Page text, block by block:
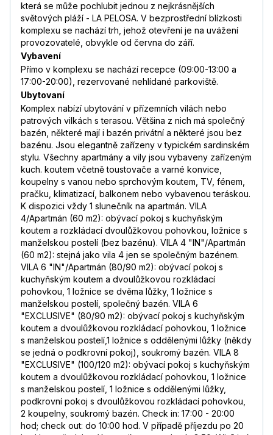
která se může pochlubit jednou z nejkrásnějších
světových pláží - LA PELOSA. V bezprostřední blízkosti
komplexu se nachází trh, jehož otevření je na uvážení
provozovatelé, obvykle od června do září.
Vybavení
Přímo v komplexu se nachází recepce (09:00-13:00 a
17:00-20:00), rezervované nehlídané parkoviště.
Ubytovaní
Komplex nabízí ubytování v přízemních vilách nebo
patrových vilkách s terasou. Většina z nich má společný
bazén, některé mají i bazén privátní a některé jsou bez
bazénu. Jsou elegantně zařízeny v typickém sardinském
stylu. Všechny apartmány a vily jsou vybaveny zařízeným
kuch. koutem včetně toustovače a varné konvice,
koupelny s vanou nebo sprchovým koutem, TV, fénem,
pračku, klimatizací, balkonem nebo vybavenou teráskou.
K dispozici vždy 1 slunečník na apartmán. VILA
4/Apartmán (60 m2): obývací pokoj s kuchyňským
koutem a rozkládací dvoulůžkovou pohovkou, ložnice s
manželskou postelí (bez bazénu). VILA 4 "IN"/Apartmán
(60 m2): stejná jako vila 4 jen se společným bazénem.
VILA 6 "IN"/Apartmán (80/90 m2): obývací pokoj s
kuchyňským koutem a dvoulůžkovou rozkládací
pohovkou, 1 ložnice se dvěma lůžky, 1 ložnice s
manželskou postelí, společný bazén. VILA 6
"EXCLUSIVE" (80/90 m2): obývací pokoj s kuchyňským
koutem a dvoulůžkovou rozkládací pohovkou, 1 ložnice
s manželskou postelí,1 ložnice s oddělenými lůžky (někdy
se jedná o podkrovní pokoj), soukromý bazén. VILA 8
"EXCLUSIVE" (100/120 m2): obývací pokoj s kuchyňským
koutem a dvoulůžkovou rozkládací pohovkou, 1 ložnice
s manželskou postelí, 1 ložnice s oddělenými lůžky,
podkrovní pokoj s dvoulůžkovou rozkládací pohovkou,
2 koupelny, soukromý bazén. Check in: 17:00 - 20:00
hod; check out: do 10:00 hod. V případě příjezdu po 20